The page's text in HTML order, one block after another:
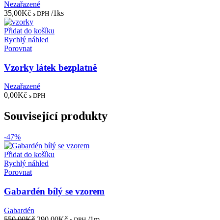
Nezařazené
35,00Kč s DPH /1ks
Přidat do košíku
Rychlý náhled
Porovnat
Vzorky látek bezplatně
Nezařazené
0,00Kč s DPH
Související produkty
-47%
Přidat do košíku
Rychlý náhled
Porovnat
Gabardén bílý se vzorem
Gabardén